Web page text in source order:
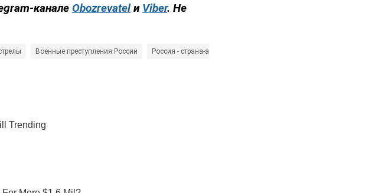
канале Obozrevatel и Viber. Не
Военные преступления России Россия - страна-агрессор